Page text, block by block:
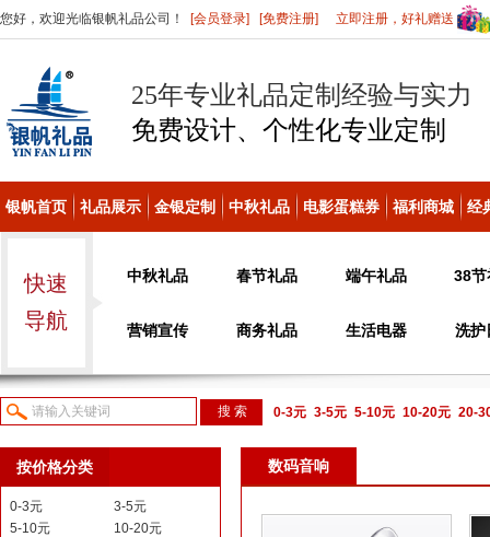
您好，欢迎光临银帆礼品公司！ [会员登录] [免费注册] 立即注册，好礼赠送
25年专业礼品定制经验与实力
免费设计、个性化专业定制
银帆首页 礼品展示 金银定制 中秋礼品 电影蛋糕券 福利商城 经
快速
导航
中秋礼品 春节礼品 端午礼品 38节
营销宣传 商务礼品 生活电器 洗护
0-3元 3-5元 5-10元 10-20元 20-
议或电话咨询
按价格分类
0-3元
3-5元
5-10元
10-20元
数码音响